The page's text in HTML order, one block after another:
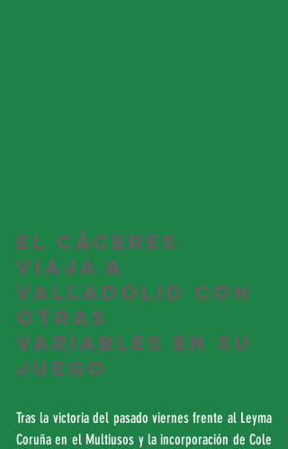
El Cáceres
viaja a
Valladolid con
otras
variables en su
juego
Tras la victoria del pasado viernes frente al Leyma
Coruña en el Multiusos y la incorporación de Cole